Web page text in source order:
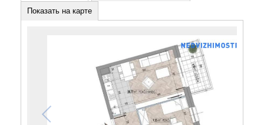
Показать на карте